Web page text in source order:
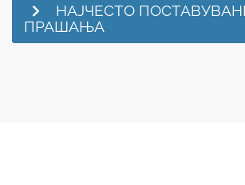
НАЈЧЕСТО
ПРАШАЊА